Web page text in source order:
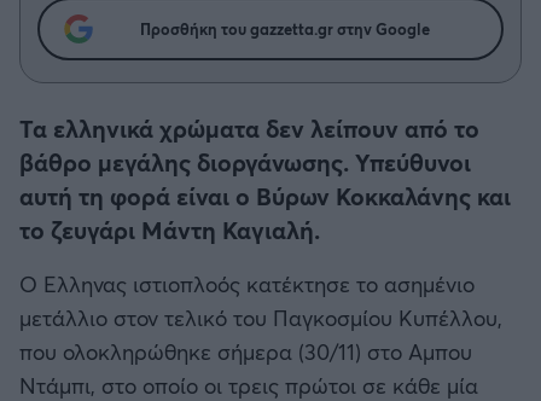
Δημήτρης Τσορμπατζόγλου
Άρης
ΟΦΗ
Βόλος
Ατρόμητος Αθηνών
Κηφισιά
Συνεντεύξεις
Μεγάλη μου Αγάπη
Μια Ιστορία από την Πόλη
Προσθήκη του gazzetta.gr στην Google
Τα ελληνικά χρώματα δεν λείπουν από το
βάθρο μεγάλης διοργάνωσης. Υπεύθυνοι
αυτή τη φορά είναι ο Βύρων Κοκκαλάνης και
το ζευγάρι Μάντη Καγιαλή.
Ο Ελληνας ιστιοπλοός κατέκτησε το ασημένιο
μετάλλιο στον τελικό του Παγκοσμίου Κυπέλλου,
που ολοκληρώθηκε σήμερα (30/11) στο Αμπου
Ντάμπι, στο οποίο οι τρεις πρώτοι σε κάθε μία